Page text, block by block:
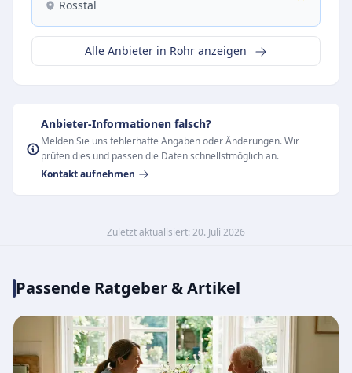
Rosstal
Alle Anbieter in Rohr anzeigen
Anbieter-Informationen falsch?
Melden Sie uns fehlerhafte Angaben oder Änderungen. Wir
prüfen dies und passen die Daten schnellstmöglich an.
Kontakt aufnehmen
Zuletzt aktualisiert: 20. Juli 2026
Passende Ratgeber & Artikel